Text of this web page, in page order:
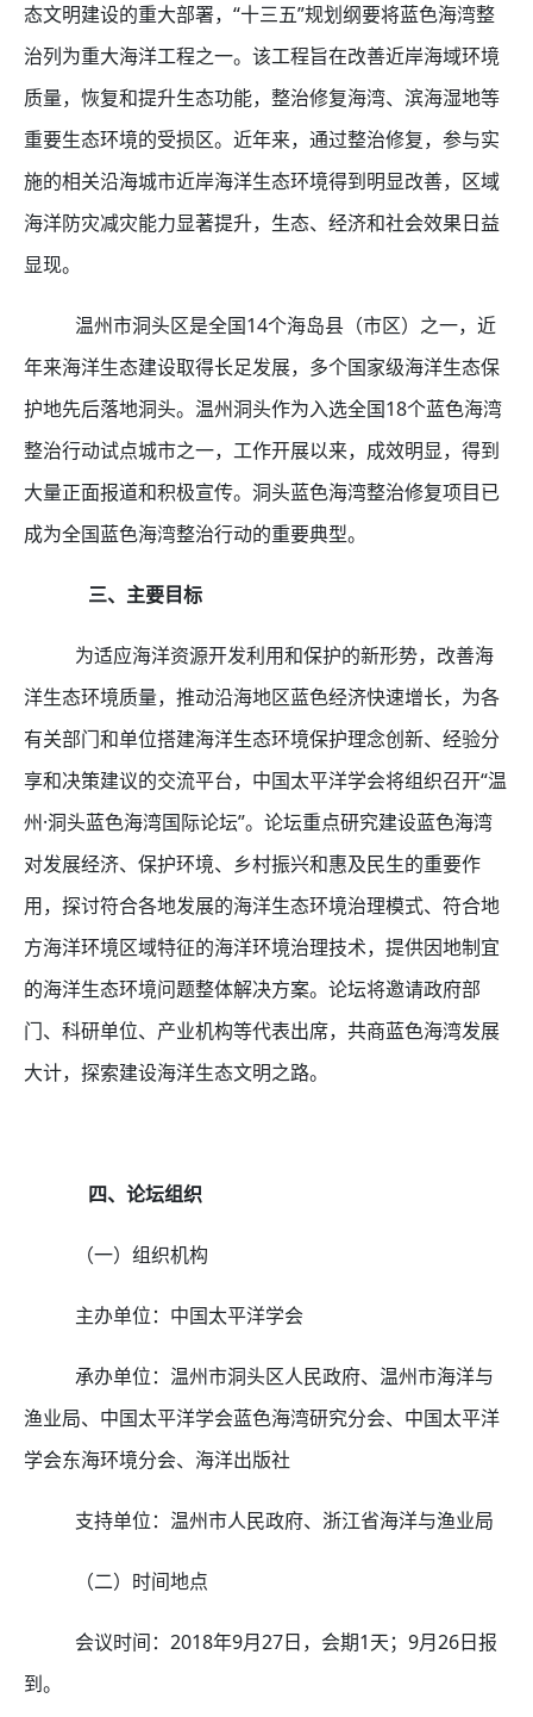
态文明建设的重大部署，“十三五”规划纲要将蓝色海湾整
治列为重大海洋工程之一。该工程旨在改善近岸海域环境
质量，恢复和提升生态功能，整治修复海湾、滨海湿地等
重要生态环境的受损区。近年来，通过整治修复，参与实
施的相关沿海城市近岸海洋生态环境得到明显改善，区域
海洋防灾减灾能力显著提升，生态、经济和社会效果日益
显现。
温州市洞头区是全国14个海岛县（市区）之一，近
年来海洋生态建设取得长足发展，多个国家级海洋生态保
护地先后落地洞头。温州洞头作为入选全国18个蓝色海湾
整治行动试点城市之一，工作开展以来，成效明显，得到
大量正面报道和积极宣传。洞头蓝色海湾整治修复项目已
成为全国蓝色海湾整治行动的重要典型。
三、主要目标
为适应海洋资源开发利用和保护的新形势，改善海
洋生态环境质量，推动沿海地区蓝色经济快速增长，为各
有关部门和单位搭建海洋生态环境保护理念创新、经验分
享和决策建议的交流平台，中国太平洋学会将组织召开“温
州·洞头蓝色海湾国际论坛”。论坛重点研究建设蓝色海湾
对发展经济、保护环境、乡村振兴和惠及民生的重要作
用，探讨符合各地发展的海洋生态环境治理模式、符合地
方海洋环境区域特征的海洋环境治理技术，提供因地制宜
的海洋生态环境问题整体解决方案。论坛将邀请政府部
门、科研单位、产业机构等代表出席，共商蓝色海湾发展
大计，探索建设海洋生态文明之路。
四、论坛组织
（一）组织机构
主办单位：中国太平洋学会
承办单位：温州市洞头区人民政府、温州市海洋与
渔业局、中国太平洋学会蓝色海湾研究分会、中国太平洋
学会东海环境分会、海洋出版社
支持单位：温州市人民政府、浙江省海洋与渔业局
（二）时间地点
会议时间： 2018年9月27日，会期1天； 9月26日报
到。